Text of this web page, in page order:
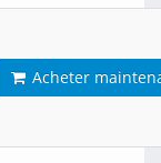
Acheter